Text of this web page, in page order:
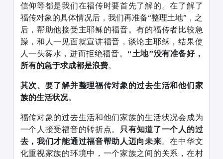
信仰等都是我们在福传时要首先了解的。在了解了
福传对象的具体情况后，我们再准备“整理土地”，之
后，帮助他接受主耶稣的福音。有的福传者比较急
躁，和人一见面就宣讲福音，谈论主耶稣，结果使
人一头雾水，进而拒绝福音。“土地”没有准备好，
所有的急于求成都是浪费。
其次、要了解并整理福传对象的过去生活和他们家
族的生活状况。
福传对象的过去生活和他们家族的生活状况会成为
一个人接受福音的转折点。 只有知道了一个人的过
去，我们才能通过福音帮助人迈向未来。在中华文
化重视家族的环境中，一个家族之间的关系，在村